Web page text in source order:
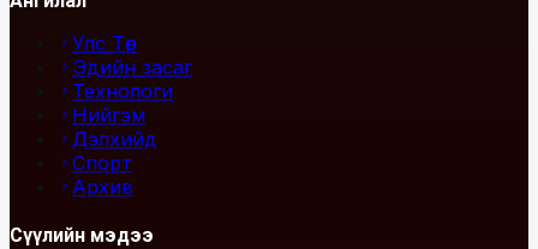
Улс Төр
Эдийн засаг
Технологи
Нийгэм
Дэлхийд
Спорт
Архив
Сүүлийн мэдээ